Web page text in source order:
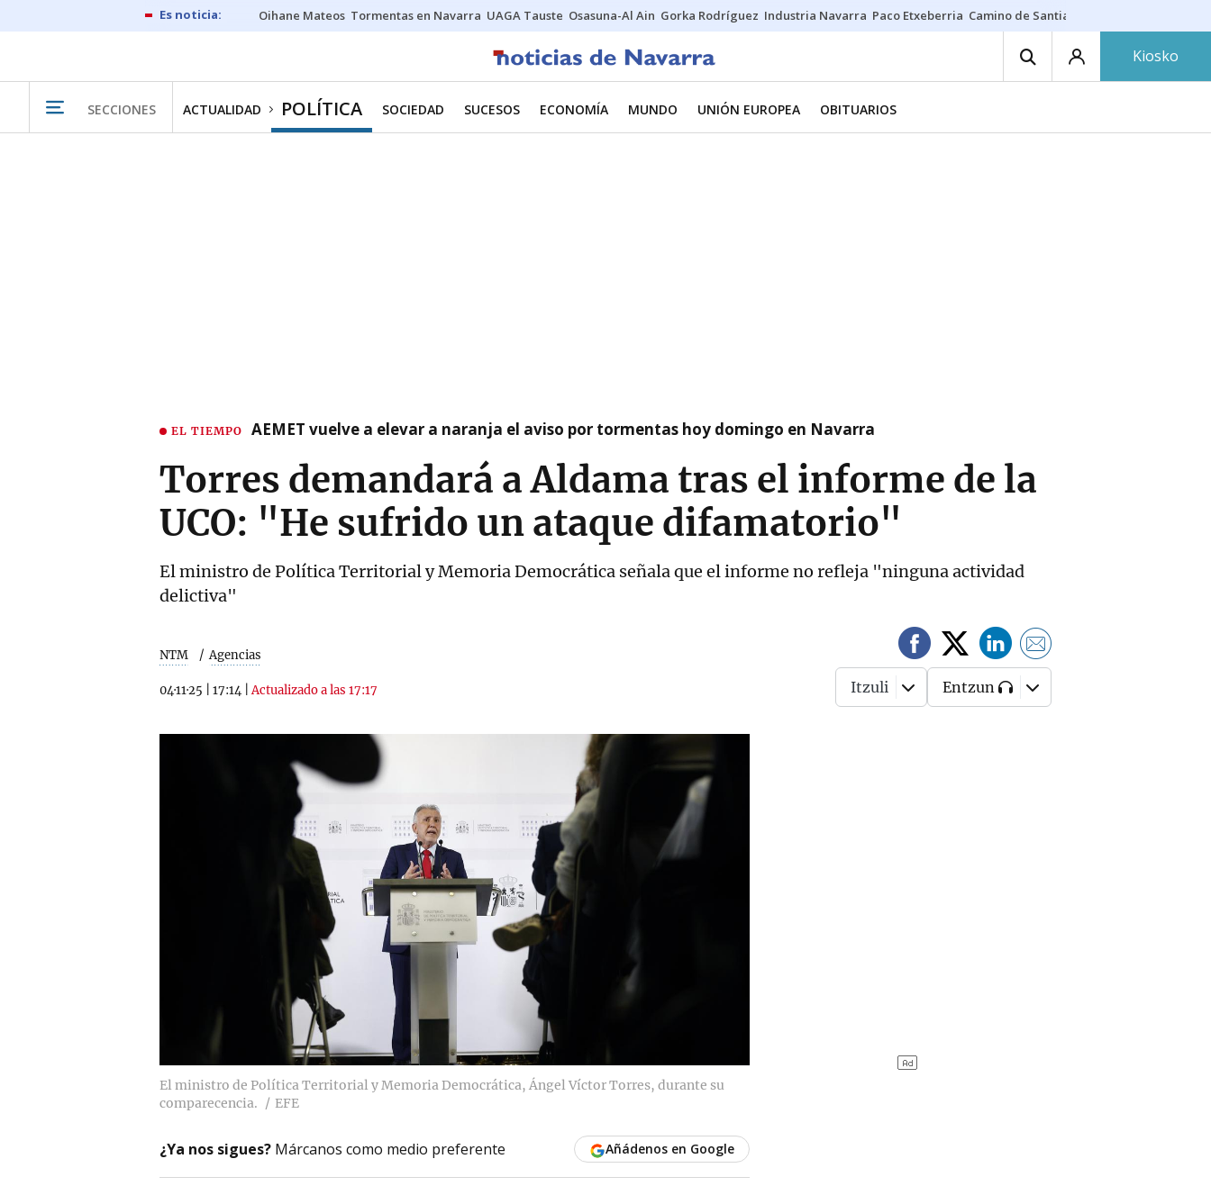
Oihane Mateos Tormentas en Navarra UAGA Tauste Osasuna-Al Ain Gorka Rodríguez Industria Navarra Paco Etxeberria Camino de Santiago
Kiosko
SECCIONES ACTUALIDAD POLÍTICA SOCIEDAD SUCESOS ECONOMÍA MUNDO UNIÓN EUROPEA OBITUARIOS
EL TIEMPO AEMET vuelve a elevar a naranja el aviso por tormentas hoy domingo en Navarra
Torres demandará a Aldama tras el informe de la
UCO: "He sufrido un ataque difamatorio"
El ministro de Política Territorial y Memoria Democrática señala que el informe no refleja "ninguna actividad
delictiva"
NTM Agencias
04·11·25 17:14 |Actualizado a las 17:17 Itzuli Entzun
El ministro de Política Territorial y Memoria Democrática, Ángel Víctor Torres, durante su
comparecencia.
EFE
¿Ya nos sigues? Márcanos como medio preferente Añádenos en Google